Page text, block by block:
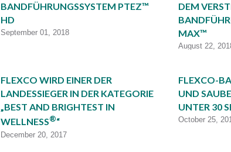
BANDFÜHRUNGSSYSTEM PTEZ™
HD
September 01, 2018
DEM
MAX™
August 22,
FLEXCO WIRD EINER DER
LANDESSIEGER IN DER KATEGORIE
„BEST AND BRIGHTEST IN
WELLNESS®“
December 20, 2017
FLEXCO-
UND
UNTER 30
October 25,